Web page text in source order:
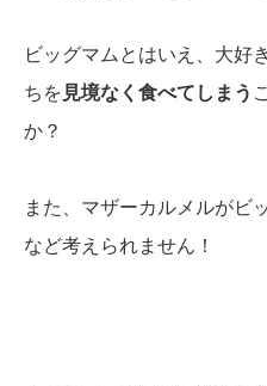
ビッグマムとはいえ、大好
ちを 見境なく食べてしまう
か？
また、マザーカルメルがビ
など考えられません！